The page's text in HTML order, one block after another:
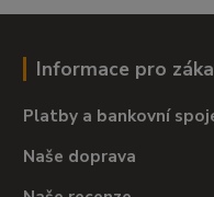
Informace pro
Platby a bankovní
Naše doprava